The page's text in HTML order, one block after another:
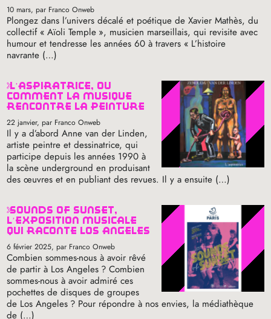
10 mars, par Franco Onweb
Plongez dans l’univers décalé et poétique de Xavier Mathès, du
collectif « Aïoli Temple », musicien marseillais, qui revisite avec
humour et tendresse les années 60 à travers « L’histoire
navrante (…)
l’aspiratrice, ou
comment la musique
rencontre la peinture
22 janvier, par Franco Onweb
Il y a d’abord Anne van der Linden,
artiste peintre et dessinatrice, qui
participe depuis les années 1990 à
la scène underground en produisant
des œuvres et en publiant des revues. Il y a ensuite (…)
sounds of sunset,
l’exposition musicale
qui raconte los angeles
6 février 2025, par Franco Onweb
Combien sommes-nous à avoir rêvé
de partir à Los Angeles ? Combien
sommes-nous à avoir admiré ces
pochettes de disques de groupes
de Los Angeles ? Pour répondre à nos envies, la médiathèque
de (…)